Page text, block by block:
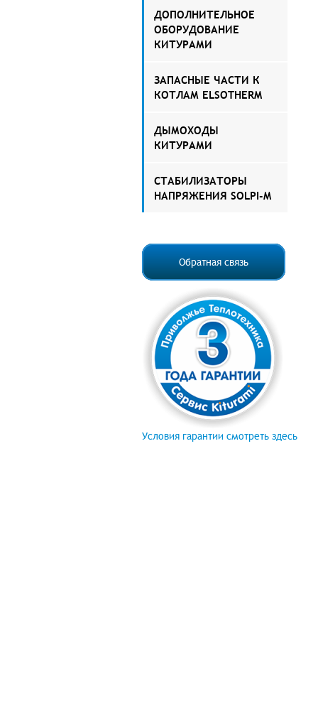
ДОПОЛНИТЕЛЬНОЕ
ОБОРУДОВАНИЕ
КИТУРАМИ
ЗАПАСНЫЕ ЧАСТИ К
КОТЛАМ ELSOTHERM
ДЫМОХОДЫ
КИТУРАМИ
СТАБИЛИЗАТОРЫ
НАПРЯЖЕНИЯ SOLPI-M
Обратная связь
Условия гарантии смотреть здесь